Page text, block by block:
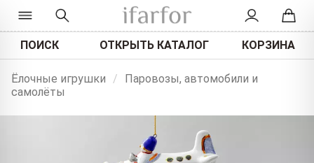
ПОИСК ОТКРЫТЬ КАТАЛОГ КОРЗИНА
Ёлочные игрушки /
Паровозы, автомобили и
самолёты